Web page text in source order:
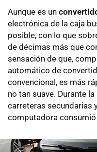
Aunque es un
electrónica de la caja
posible, con lo que
de décimas más que
sensación de que,
automático de
convencional, es más
no tan suave. Durante
carreteras secundarias
computadora